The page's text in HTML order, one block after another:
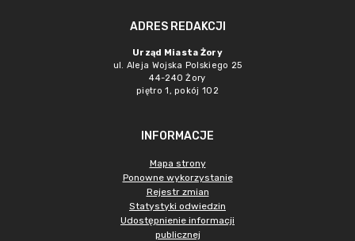
ADRES REDAKCJI
Urząd Miasta Żory
ul. Aleja Wojska Polskiego 25
44-240 Żory
piętro 1, pokój 102
INFORMACJE
Mapa strony
Ponowne wykorzystanie
Rejestr zmian
Statystyki odwiedzin
Udostępnienie informacji
publicznej